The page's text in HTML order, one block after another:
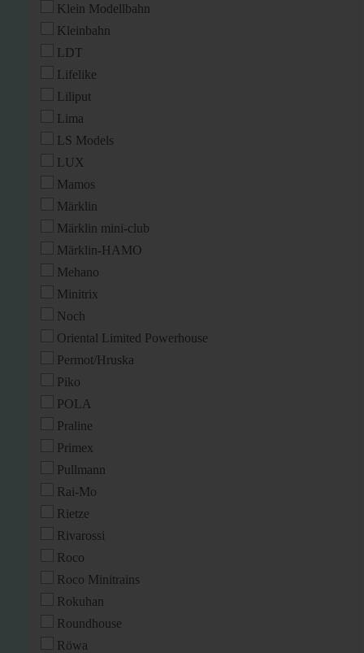
Klein Modellbahn
Kleinbahn
LDT
Lifelike
Liliput
Lima
LS Models
LUX
Mamos
Märklin
Märklin mini-club
Märklin-HAMO
Mehano
Minitrix
Noch
Oriental Limited Powerhouse
Permot/Hruska
Piko
POLA
Praline
Primex
Pullmann
Rai-Mo
Rietze
Rivarossi
Roco
Roco Minitrains
Rokuhan
Roundhouse
Röwa